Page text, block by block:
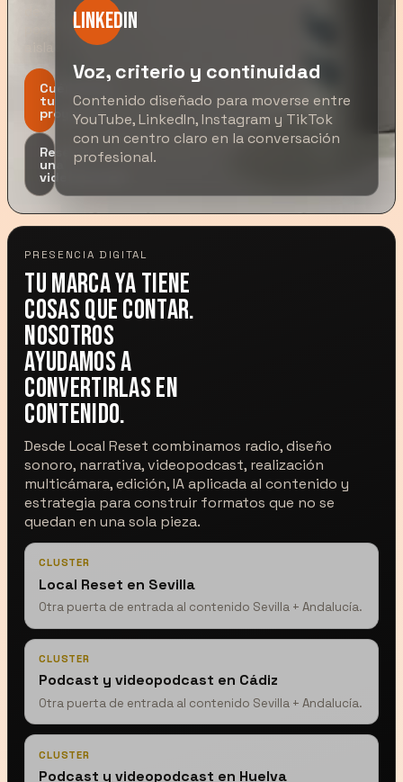
Cuéntanos
tu
proyecto
Reserva
una
videollamada
LinkedIn
Voz, criterio y continuidad
Contenido diseñado para moverse entre
YouTube, LinkedIn, Instagram y TikTok
con un centro claro en la conversación
profesional.
PRESENCIA DIGITAL
Tu marca ya tiene
cosas que contar.
Nosotros
ayudamos a
convertirlas en
contenido.
Desde Local Reset combinamos radio, diseño
sonoro, narrativa, videopodcast, realización
multicámara, edición, IA aplicada al contenido y
estrategia para construir formatos que no se
quedan en una sola pieza.
CLUSTER
Local Reset en Sevilla
Otra puerta de entrada al contenido Sevilla + Andalucía.
CLUSTER
Podcast y videopodcast en Cádiz
Otra puerta de entrada al contenido Sevilla + Andalucía.
CLUSTER
Podcast y videopodcast en Huelva